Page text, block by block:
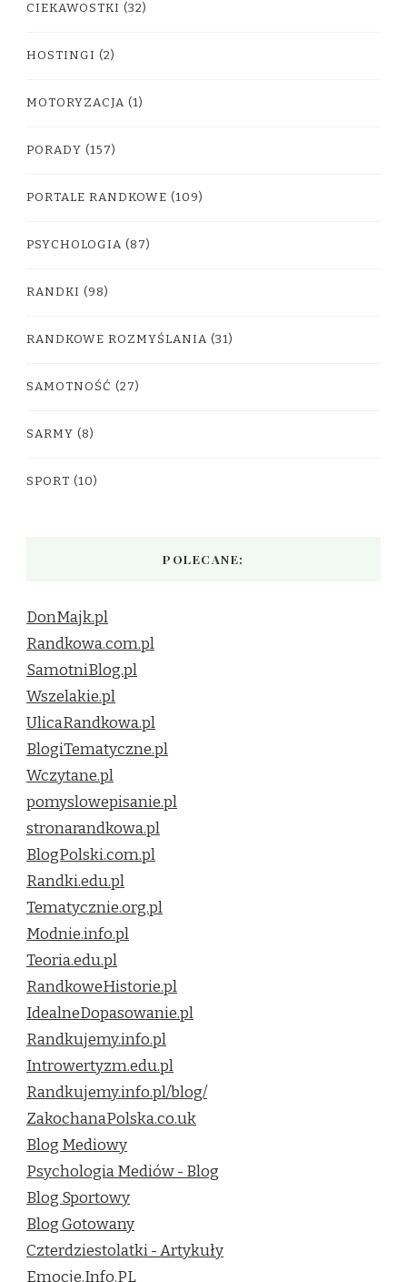
CIEKAWOSTKI (32)
HOSTINGI (2)
MOTORYZACJA (1)
PORADY (157)
PORTALE RANDKOWE (109)
PSYCHOLOGIA (87)
RANDKI (98)
RANDKOWE ROZMYŚLANIA (31)
SAMOTNOŚĆ (27)
SARMY (8)
SPORT (10)
POLECANE:
DonMajk.pl
Randkowa.com.pl
SamotniBlog.pl
Wszelakie.pl
UlicaRandkowa.pl
BlogiTematyczne.pl
Wczytane.pl
pomyslowepisanie.pl
stronarandkowa.pl
BlogPolski.com.pl
Randki.edu.pl
Tematycznie.org.pl
Modnie.info.pl
Teoria.edu.pl
RandkoweHistorie.pl
IdealneDopasowanie.pl
Randkujemy.info.pl
Introwertyzm.edu.pl
Randkujemy.info.pl/blog/
ZakochanaPolska.co.uk
Blog Mediowy
Psychologia Mediów - Blog
Blog Sportowy
Blog Gotowany
Czterdziestolatki - Artykuły
Emocje.Info.PL